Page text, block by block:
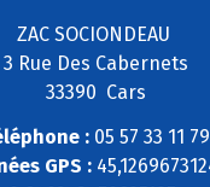
ZAC SOCIONDEAU
3 Rue Des Cabernets
33390 Cars
:05 57 33 11 79
GPS :